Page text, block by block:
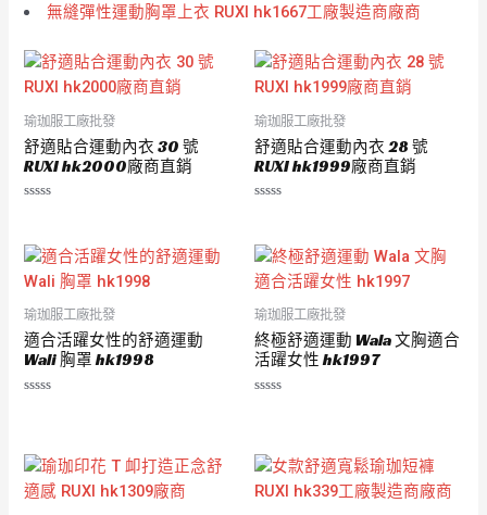
無縫彈性運動胸罩上衣 RUXI hk1667工廠製造商廠商
瑜珈服工廠批發
舒適貼合運動內衣 30 號
RUXI hk2000廠商直銷
滿
分
5
瑜珈服工廠批發
舒適貼合運動內衣 28 號
RUXI hk1999廠商直銷
滿
分
5
瑜珈服工廠批發
適合活躍女性的舒適運動
Wali 胸罩 hk1998
分
5
瑜珈服工廠批發
終極舒適運動 Wala 文胸適合
活躍女性 hk1997
分
5